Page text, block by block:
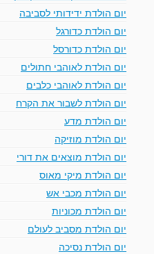
יום הולדת ידידותי לסביבה
יום הולדת כדורגל
יום הולדת כדורסל
יום הולדת לאוהבי חתולים
יום הולדת לאוהבי כלבים
יום הולדת לשבור את הקרח
יום הולדת מדע
יום הולדת מוזיקה
יום הולדת מוצאים את דורי
יום הולדת מיקי מאוס
יום הולדת מכבי אש
יום הולדת מכוניות
יום הולדת מסביב לעולם
יום הולדת נסיכה